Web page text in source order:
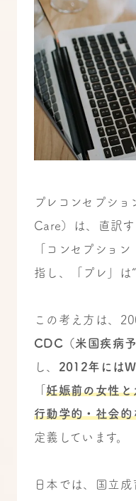
プレコンセプシ
Care）は、直訳す
「コンセプショ
指し、「プレ」は
この考え方は、
CDC（米国疾病
し、 2012年には
「妊娠前の女性と
行動学的・社会的
定義しています。
日本では、国立